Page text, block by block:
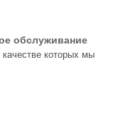
обслуживание
которых мы